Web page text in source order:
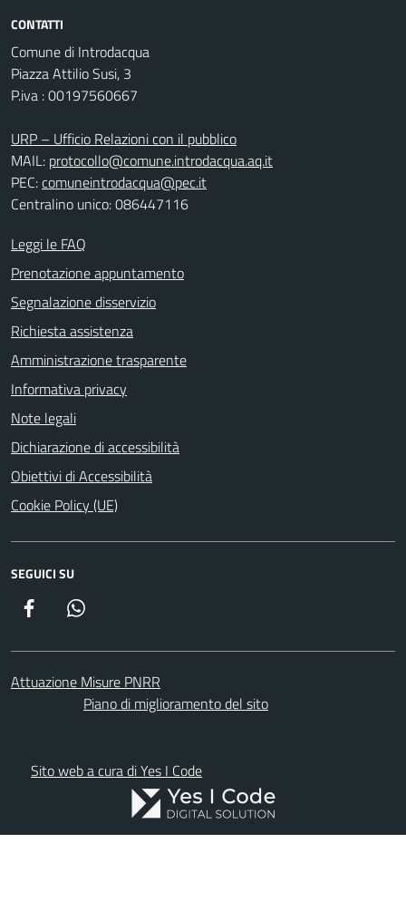
CONTATTI
Comune di Introdacqua
Piazza Attilio Susi, 3
P.iva : 00197560667
URP – Ufficio Relazioni con il pubblico
MAIL: protocollo@comune.introdacqua.aq.it
PEC:comuneintrodacqua@pec.it
Centralino unico: 086447116
Leggi le FAQ
Prenotazione appuntamento
Segnalazione disservizio
Richiesta assistenza
Amministrazione trasparente
Informativa privacy
Note legali
Dichiarazione di accessibilità
Obiettivi di Accessibilità
Cookie Policy (UE)
SEGUICI SU
Facebook
Attuazione Misure PNRR
Piano di miglioramento del sito
Sito web a cura di Yes I Code